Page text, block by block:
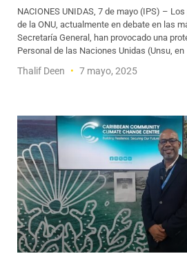
NACIONES UNIDAS, 7 de mayo (IPS) –
de la ONU, actualmente en debate en las
Secretaría General, han provocado una
Personal de las Naciones Unidas (Unsu, en
Thalif Deen 7 mayo, 2025